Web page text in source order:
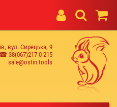
вул. Сирецька, 9
☎ 38(067)217-0-215
sale@ostin.tools